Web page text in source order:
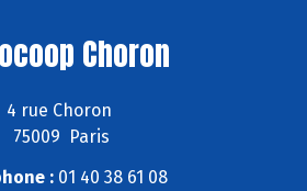
Choron
4 rue Choron
75009 Paris
:01 40 38 61 08